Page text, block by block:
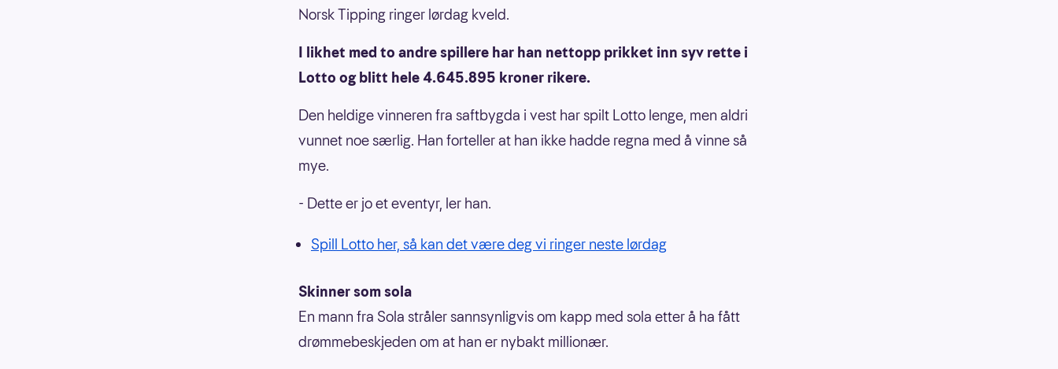
Norsk Tipping ringer lørdag kveld.
I likhet med to andre spillere har han nettopp prikket inn syv rette i
Lotto og blitt hele 4.645.895 kroner rikere.
Den heldige vinneren fra saftbygda i vest har spilt Lotto lenge, men aldri
vunnet noe særlig. Han forteller at han ikke hadde regna med å vinne så
mye.
- Dette er jo et eventyr, ler han.
Spill Lotto her, så kan det være deg vi ringer neste lørdag
Skinner som sola
En mann fra Sola stråler sannsynligvis om kapp med sola etter å ha fått
drømmebeskjeden om at han er nybakt millionær.